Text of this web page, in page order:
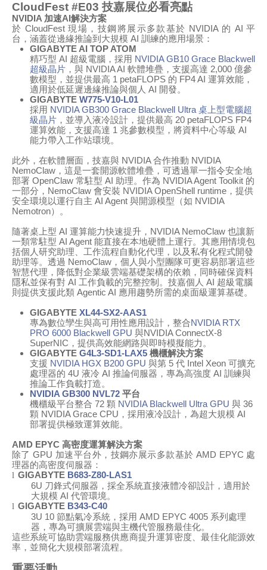
CloudFest #E03 技嘉展位必看亮點
NVIDIA 加速AI解決方案
於 CloudFest現場，技鋼將展示多款基於 NVIDIA 的 AI平
台，涵蓋從邊緣推論到大規模 AI 訓練的應用場景：
GIGABYTE AI TOP ATOM
精巧型 AI 超級電腦， 採用 NVIDIA GB10 Grace Blackwell
超級晶片 ， 與 NVIDIA AI 軟體堆疊，支援高達 2,000 億參
數模型，並提供最高 1 petaFLOPS 的 FP4 AI 運算效能，
適用於低延遲邊緣推論與個人 AI 開發。
GIGABYTE W775-V10-L01
採用 NVIDIA GB300 Grace Blackwell Ultra 桌上型電腦超
級晶片 ， 並導入液冷設計，提供最高 20 petaFLOPS FP4
運算效能，支援高達 1 兆參數模型，將資料中心等級 AI
能力帶入工作站環境。
此外，在軟體層面，技嘉與 NVIDIA合作推動 NVIDIA
NemoClaw ，這是一套開源軟體堆疊，可透過單一指令安全地
部署 OpenClaw 常駐型 AI 助理。作為 NVIDIA Agent Toolkit 的
一部分， NemoClaw 會安裝 NVIDIA OpenShell runtime ，提供
安全環境以運行自主 AI Agent 與開源模型（如 NVIDIA
Nemotron）。
隨著桌上型 AI 運算能力快速提升， NVIDIA NemoClaw 也讓新
一類常駐型 AI Agent 能直接在本地硬體上運行。其應用情境包
括個人研究助理、工作流程自動化代理，以及私有化程式開發
助理等。透過 NemoClaw ，個人與小型團隊可更容易部署這些
智慧代理，降低對企業級雲端基礎架構的依賴，同時確保資料
隱私並保有對 AI 工作負載的完整控制。技嘉個人 AI 超級電腦
則提供支援此類 Agentic AI 應用趨勢所需的桌面級運算基礎。
GIGABYTE XL44-SX2-AAS1
專為數位孿生與高可用性應用設計，整合NVIDIA RTX
PRO 6000 Blackwell GPU 與NVIDIA ConnectX-8
SuperNIC ，提供高效能網路與即時模擬能力。
GIGABYTE G4L3-SD1-LAX5 機櫃解決方案
支援 NVIDIA HGX B200 GPU 與第 5 代 Intel Xeon 可擴充
處理器的 4U 液冷 AI 推論伺服器， 專為高強度 AI 訓練與
推論工作負載打造。
NVIDIA GB300 NVL72 平台
機櫃級平台整合 72 顆 NVIDIA Blackwell Ultra GPU 與 36
顆 NVIDIAGrace CPU ， 採用液冷設計，為超大規模 AI
部署提供極致運算效能。
AMD EPYC 高密度運算解決方案
除了 GPU 加速平台外，技鋼亦展示多款基於 AMD EPYC 處
理器的高密度伺服器：
l GIGABYTE B683-Z80-LAS1
6U 刀鋒式伺服器，採全系統直接液體冷卻設計，適用於
大規模 AI 代管環境。
l GIGABYTE B343-C40
3U 10 節點氣冷系統，採用 AMD EPYC 4005 系列處理
器，專為可擴展雲端與主機代管服務最佳化。
這些系統可協助雲端服務供應商提升運算密度、最佳化能源效
率，並簡化大規模部署流程。